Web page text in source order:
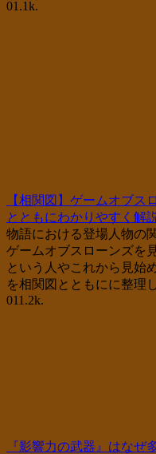
01.1k.
【相関図】ゲームオブス
とともにわかりやすく解
物語における登場人物の
ゲームオブスローンズを
という人やこれから見始
を相関図とともにに整理
011.2k.
『影響力の武器』はなぜ